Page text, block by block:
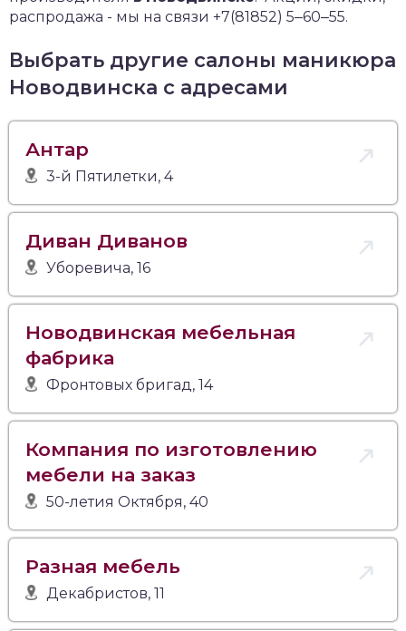
распродажа - мы на связи +7(81852) 5‒60‒55.
Выбрать другие салоны маникюра
Новодвинска с адресами
Антар
3-й Пятилетки, 4
Диван Диванов
Уборевича, 16
Новодвинская мебельная
фабрика
Фронтовых бригад, 14
Компания по изготовлению
мебели на заказ
50-летия Октября, 40
Разная мебель
Декабристов, 11